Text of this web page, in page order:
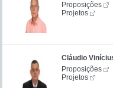
Proposições
Projetos
Cláudio
Proposições
Projetos